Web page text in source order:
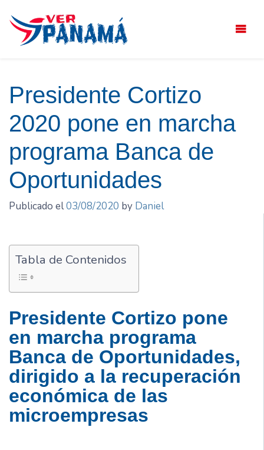
contenido
Presidente Cortizo
2020 pone en marcha
programa Banca de
Oportunidades
Publicado el03/08/2020 by Daniel
Tabla de Contenidos
Presidente Cortizo pone
en marcha programa
Banca de Oportunidades,
dirigido a la recuperación
económica de las
microempresas